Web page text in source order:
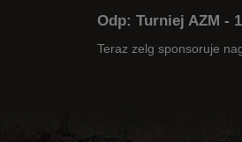
Odp: Turniej AZM -
Teraz zelg sponsoruje